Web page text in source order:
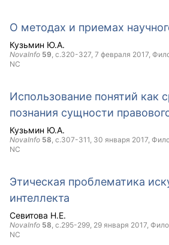
О методах и приемах
Кузьмин Ю.А.
NovaInfo 59, с.320-327, 7 февраля 2017,
NC
Использование понятий как
познания сущности
Кузьмин Ю.А.
NovaInfo 58, с.307-311, 30 января 2017,
NC
Этическая проблематика
интеллекта
Севитова Н.Е.
NovaInfo 58, с.295-299, 29 января 2017,
NC